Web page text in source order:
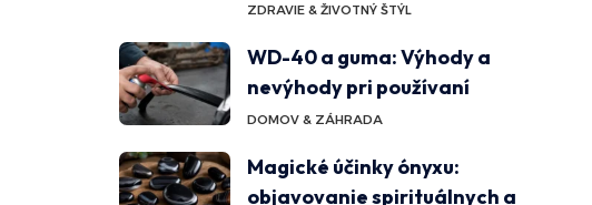
ZDRAVIE & ŽIVOTNÝ ŠTÝL
WD-40 a guma: Výhody a
nevýhody pri používaní
DOMOV & ZÁHRADA
Magické účinky ónyxu:
objavovanie spirituálnych a